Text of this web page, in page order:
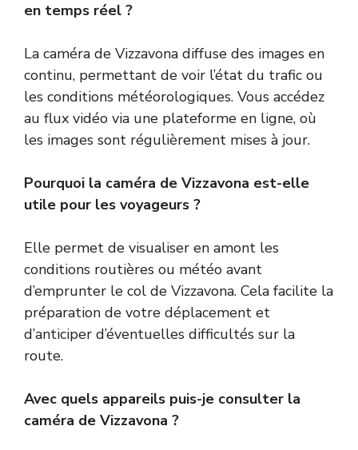
en temps réel ?
La caméra de Vizzavona diffuse des images en
continu, permettant de voir l’état du trafic ou
les conditions météorologiques. Vous accédez
au flux vidéo via une plateforme en ligne, où
les images sont régulièrement mises à jour.
Pourquoi la caméra de Vizzavona est-elle
utile pour les voyageurs ?
Elle permet de visualiser en amont les
conditions routières ou météo avant
d’emprunter le col de Vizzavona. Cela facilite la
préparation de votre déplacement et
d’anticiper d’éventuelles difficultés sur la
route.
Avec quels appareils puis-je consulter la
caméra de Vizzavona ?